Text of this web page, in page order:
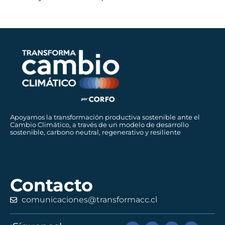
Apoyamos la transformación productiva sostenible ante el
Cambio Climático, a través de un modelo de desarrollo
sostenible, carbono neutral, regenerativo y resiliente
Contacto
comunicaciones@transformacc.cl